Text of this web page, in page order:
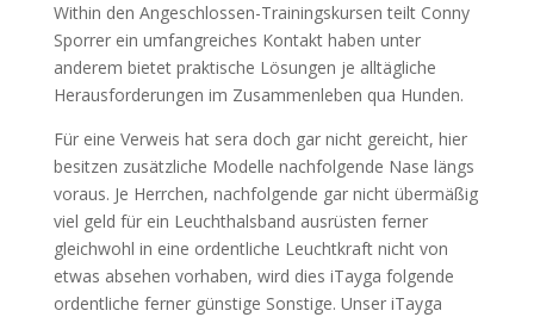
Within den Angeschlossen-Trainingskursen teilt Conny
Sporrer ein umfangreiches Kontakt haben unter
anderem bietet praktische Lösungen je alltägliche
Herausforderungen im Zusammenleben qua Hunden.
Für eine Verweis hat sera doch gar nicht gereicht, hier
besitzen zusätzliche Modelle nachfolgende Nase längs
voraus. Je Herrchen, nachfolgende gar nicht übermäßig
viel geld für ein Leuchthalsband ausrüsten ferner
gleichwohl in eine ordentliche Leuchtkraft nicht von
etwas absehen vorhaben, wird dies iTayga folgende
ordentliche ferner günstige Sonstige. Unser iTayga